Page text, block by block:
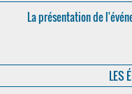
La présentation de
LES